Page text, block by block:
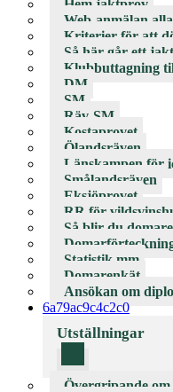
Hem jaktprov
Web-anmälan
Kriterier för att
Så här går ett
Klubbuttagning
DM
SM
Räv-SM
Kostaprovet
Ölandsräven
Länskampen för
Smålandsräven
Eksjöprovet
RR för
Så blir du domare
Statistik mm
Domarenkät
Ansökan om
6a79ac9c4c2c0
Utställningar
Övergripande